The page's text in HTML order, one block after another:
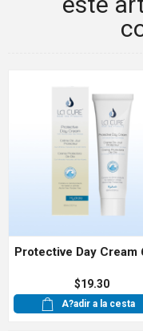
Protective Day Cream
$19.30
A?adir a la cesta